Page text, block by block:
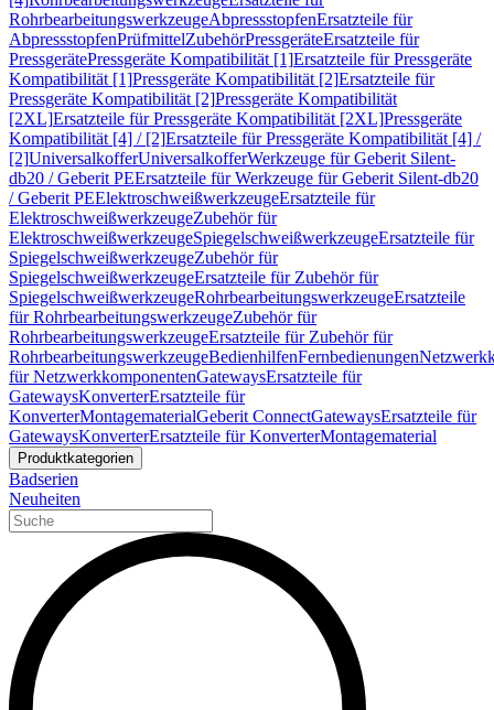
RohrbearbeitungswerkzeugeAbpressstopfenErsatzteile für
AbpressstopfenPrüfmittelZubehörPressgeräteErsatzteile für
PressgerätePressgeräte Kompatibilität [1]Ersatzteile für Pressgeräte
Kompatibilität [1]Pressgeräte Kompatibilität [2]Ersatzteile für
Pressgeräte Kompatibilität [2]Pressgeräte Kompatibilität
[2XL]Ersatzteile für Pressgeräte Kompatibilität [2XL]Pressgeräte
Kompatibilität [4] / [2]Ersatzteile für Pressgeräte Kompatibilität [4] /
[2]UniversalkofferUniversalkofferWerkzeuge für Geberit Silent-
db20 / Geberit PEErsatzteile für Werkzeuge für Geberit Silent-db20
/ Geberit PEElektroschweißwerkzeugeErsatzteile für
ElektroschweißwerkzeugeZubehör für
ElektroschweißwerkzeugeSpiegelschweißwerkzeugeErsatzteile für
SpiegelschweißwerkzeugeZubehör für
SpiegelschweißwerkzeugeErsatzteile für Zubehör für
SpiegelschweißwerkzeugeRohrbearbeitungswerkzeugeErsatzteile
für RohrbearbeitungswerkzeugeZubehör für
RohrbearbeitungswerkzeugeErsatzteile für Zubehör für
RohrbearbeitungswerkzeugeBedienhilfenFernbedienungen
für NetzwerkkomponentenGatewaysErsatzteile für
GatewaysKonverterErsatzteile für
KonverterMontagematerialGeberit ConnectGatewaysErsatzteile für
GatewaysKonverterErsatzteile für KonverterMontagematerial
Produktkategorien
Badserien
Neuheiten